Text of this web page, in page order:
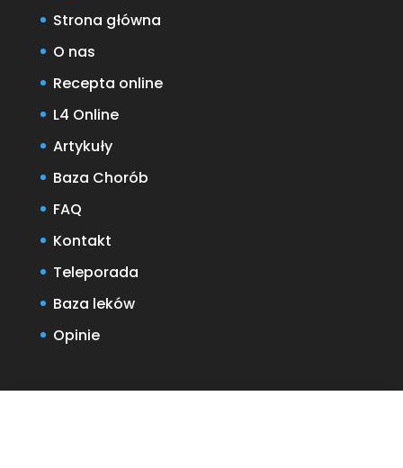
Strona główna
O nas
Recepta online
L4 Online
Artykuły
Baza Chorób
FAQ
Kontakt
Teleporada
Baza leków
Opinie